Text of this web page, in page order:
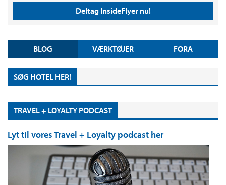
Deltag InsideFlyer nu!
BLOG VÆRKTØJER FORA
SØG HOTEL HER!
TRAVEL + LOYALTY PODCAST
Lyt til vores Travel + Loyalty podcast her